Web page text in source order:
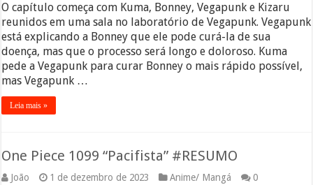
O capítulo começa com Kuma, Bonney, Vegapunk e Kizaru
reunidos em uma sala no laboratório de Vegapunk. Vegapunk
está explicando a Bonney que ele pode curá-la de sua
doença, mas que o processo será longo e doloroso. Kuma
pede a Vegapunk para curar Bonney o mais rápido possível,
mas Vegapunk …
Leia mais »
One Piece 1099 “Pacifista” #RESUMO
João 1 de dezembro de 2023 Anime/ Mangá 0